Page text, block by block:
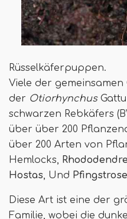
Rüsselkäferpuppen.
Viele der
der Otiorhynchus
schwarzen Rebkäfers
über über 200
über 200 Arten von
Hemlocks,
Hostas, Und
Diese Art ist eine der
Familie, wobei die